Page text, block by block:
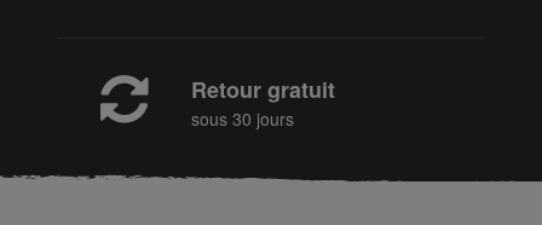
Retour gratuit
sous 30 jours